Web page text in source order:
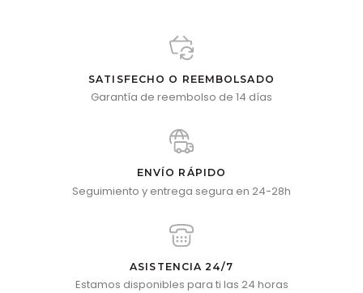
SATISFECHO O REEMBOLSADO
Garantía de reembolso de 14 días
ENVÍO RÁPIDO
Seguimiento y entrega segura en 24-28h
ASISTENCIA 24/7
Estamos disponibles para ti las 24 horas